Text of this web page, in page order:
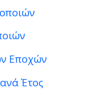
Εποχών
Έτος